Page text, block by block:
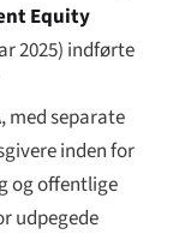
Equity
2025) indførte
med separate
inden for
og offentlige
udpegede